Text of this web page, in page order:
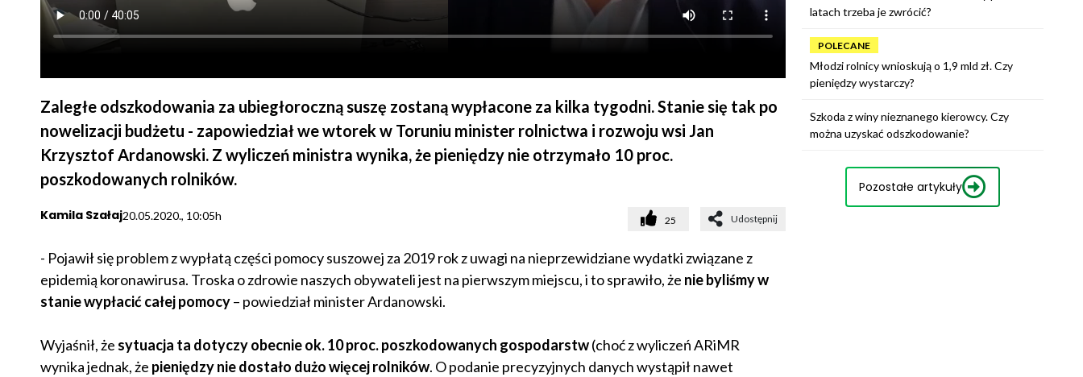
Zaległe odszkodowania za ubiegłoroczną suszę zostaną wypłacone za kilka tygodni. Stanie się tak po
nowelizacji budżetu - zapowiedział we wtorek w Toruniu minister rolnictwa i rozwoju wsi Jan
Krzysztof Ardanowski. Z wyliczeń ministra wynika, że pieniędzy nie otrzymało 10 proc.
poszkodowanych rolników.
Kamila Szałaj20.05.2020., 10:05h 25 Udostępnij
- Pojawił się problem z wypłatą części pomocy suszowej za 2019 rok z uwagi na nieprzewidziane wydatki związane z
epidemią koronawirusa. Troska o zdrowie naszych obywateli jest na pierwszym miejscu, i to sprawiło, że nie byliśmy w
stanie wypłacić całej pomocy– powiedział minister Ardanowski.
Wyjaśnił, że sytuacja ta dotyczy obecnie ok. 10 proc. poszkodowanych gospodarstw(choć z wyliczeń ARiMR
wynika jednak, że pieniędzy nie dostało dużo więcej rolników. O podanie precyzyjnych danych wystąpił nawet
latach trzeba je zwrócić?
POLECANE
Młodzi rolnicy wnioskują o 1,9 mld zł. Czy
pieniędzy wystarczy?
Szkoda z winy nieznanego kierowcy. Czy
można uzyskać odszkodowanie?
Pozostałe artykuły